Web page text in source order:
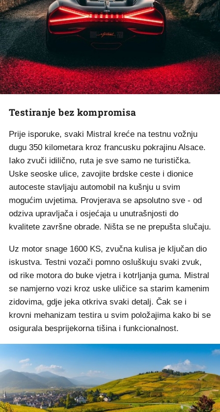
Testiranje bez kompromisa
Prije isporuke, svaki Mistral kreće na testnu vožnju
dugu 350 kilometara kroz francusku pokrajinu Alsace.
Iako zvuči idilično, ruta je sve samo ne turistička.
Uske seoske ulice, zavojite brdske ceste i dionice
autoceste stavljaju automobil na kušnju u svim
mogućim uvjetima. Provjerava se apsolutno sve - od
odziva upravljača i osjećaja u unutrašnjosti do
kvalitete završne obrade. Ništa se ne prepušta slučaju.
Uz motor snage 1600 KS, zvučna kulisa je ključan dio
iskustva. Testni vozači pomno osluškuju svaki zvuk,
od rike motora do buke vjetra i kotrljanja guma. Mistral
se namjerno vozi kroz uske uličice sa starim kamenim
zidovima, gdje jeka otkriva svaki detalj. Čak se i
krovni mehanizam testira u svim položajima kako bi se
osigurala besprijekorna tišina i funkcionalnost.